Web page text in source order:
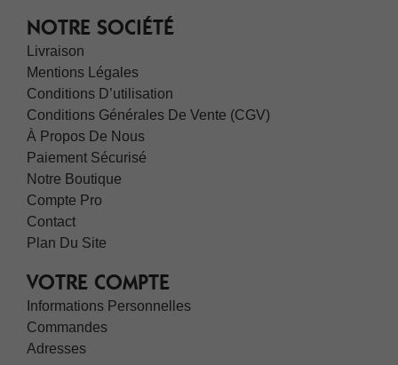
NOTRE SOCIÉTÉ
Livraison
Mentions Légales
Conditions D’utilisation
Conditions Générales De Vente (CGV)
À Propos De Nous
Paiement Sécurisé
Notre Boutique
Compte Pro
Contact
Plan Du Site
VOTRE COMPTE
Informations Personnelles
Commandes
Adresses